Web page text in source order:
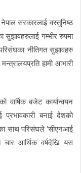
सरकारलाई वस्तुनिष्ठ
गम्भीर रुपमा
नीतिगत सुझावहरु
हामी आभारी
वार्षिक बजेट कार्यान्वयन
प्रभावकारी बनाई देशको
साथ परिसंघले ‘सीएनआई
आर्थिक वर्षदेखि यस